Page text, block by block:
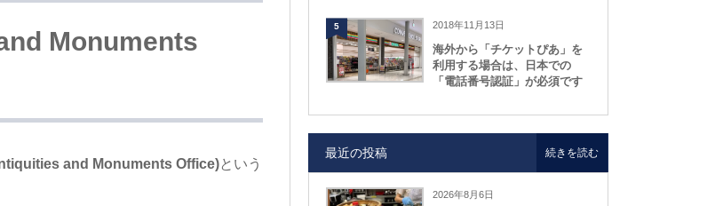
Monuments
and Monuments Office)という
5 2018年11月13日
海外から「チケットぴあ」を
利用する場合は、日本での
「電話番号認証」が必須です
最近の投稿
2026年8月6日
続きを読む